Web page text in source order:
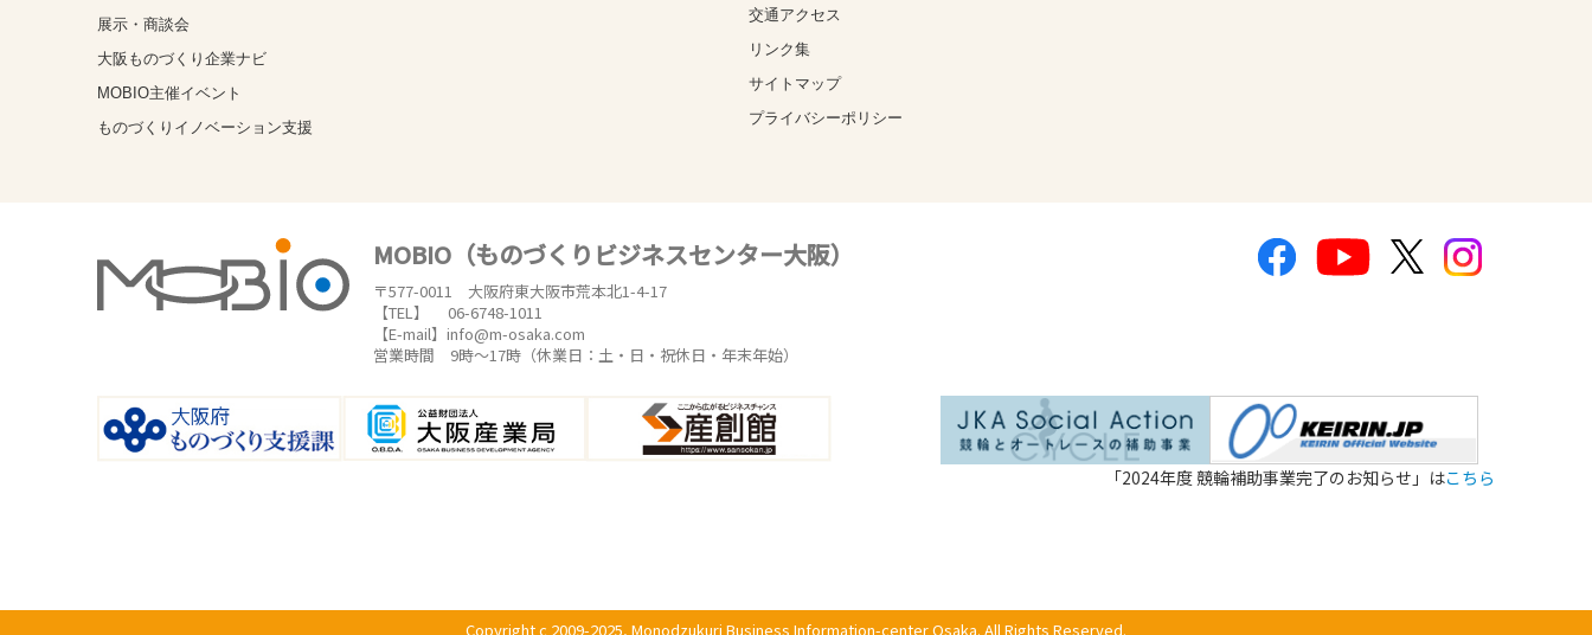
展示・商談会
大阪ものづくり企業ナビ
MOBIO主催イベント
ものづくりイノベーション支援
交通アクセス
リンク集
サイトマップ
プライバシーポリシー
MOBIO（ものづくりビジネスセンター大阪）
〒577-0011 大阪府東大阪市荒本北1-4-17
【TEL】 06-6748-1011
【E-mail】info@m-osaka.com
営業時間 9時～17時（休業日：土・日・祝休日・年末年始）
「2024年度 競輪補助事業完了のお知らせ」はこちら
Copyright c 2009-2025, Monodzukuri Business Information-center Osaka. All Rights Reserved.